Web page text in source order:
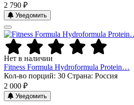
2 790 ₽
Уведомить
Нет в наличии
Fitness Formula Hydroformula Protein…
Кол-во порций: 30 Страна: Россия
2 000 ₽
Уведомить